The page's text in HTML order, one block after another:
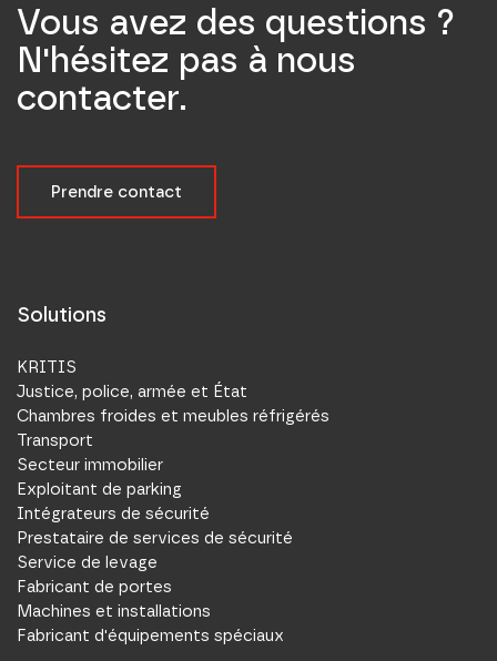
Vous avez des questions ?
N'hésitez pas à nous
contacter.
Prendre contact
Solutions
KRITIS
Justice, police, armée et État
Chambres froides et meubles réfrigérés
Transport
Secteur immobilier
Exploitant de parking
Intégrateurs de sécurité
Prestataire de services de sécurité
Service de levage
Fabricant de portes
Machines et installations
Fabricant d'équipements spéciaux